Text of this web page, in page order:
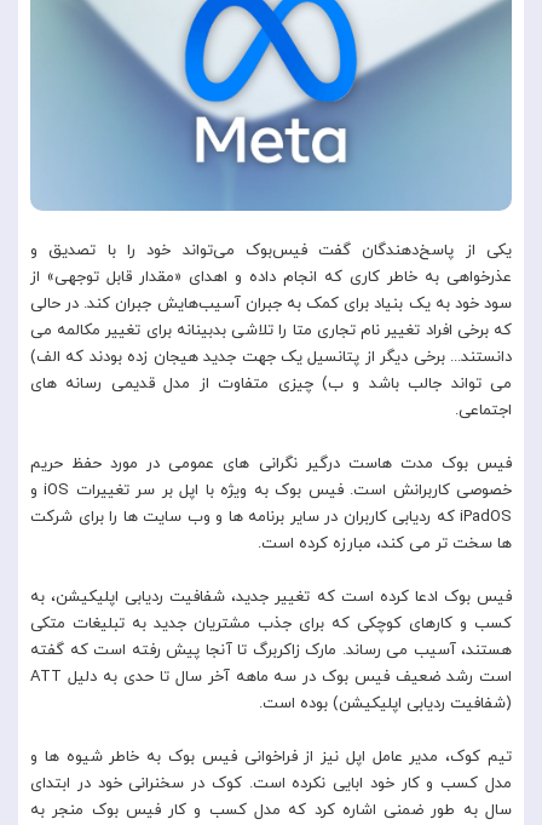
یکی از پاسخ‌دهندگان گفت فیس‌بوک می‌تواند خود را با تصدیق و
عذرخواهی به خاطر کاری که انجام داده و اهدای «مقدار قابل توجهی» از
سود خود به یک بنیاد برای کمک به جبران آسیب‌هایش جبران کند. در حالی
که برخی افراد تغییر نام تجاری متا را تلاشی بدبینانه برای تغییر مکالمه می
دانستند... برخی دیگر از پتانسیل یک جهت جدید هیجان زده بودند که الف)
می تواند جالب باشد و ب) چیزی متفاوت از مدل قدیمی رسانه های
اجتماعی.
فیس بوک مدت هاست درگیر نگرانی های عمومی در مورد حفظ حریم
خصوصی کاربرانش است. فیس بوک به ویژه با اپل بر سر تغییرات iOS و
iPadOS که ردیابی کاربران در سایر برنامه ها و وب سایت ها را برای شرکت
ها سخت تر می کند، مبارزه کرده است.
فیس بوک ادعا کرده است که تغییر جدید، شفافیت ردیابی اپلیکیشن، به
کسب و کارهای کوچکی که برای جذب مشتریان جدید به تبلیغات متکی
هستند، آسیب می رساند. مارک زاکربرگ تا آنجا پیش رفته است که گفته
است رشد ضعیف فیس بوک در سه ماهه آخر سال تا حدی به دلیل ATT
(شفافیت ردیابی اپلیکیشن) بوده است.
تیم کوک، مدیر عامل اپل نیز از فراخوانی فیس بوک به خاطر شیوه ها و
مدل کسب و کار خود ابایی نکرده است. کوک در سخنرانی خود در ابتدای
سال به طور ضمنی اشاره کرد که مدل کسب و کار فیس بوک منجر به